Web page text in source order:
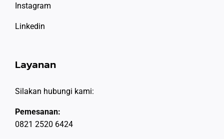
Instagram
Linkedin
Layanan
Silakan hubungi kami:
Pemesanan:
0821 2520 6424